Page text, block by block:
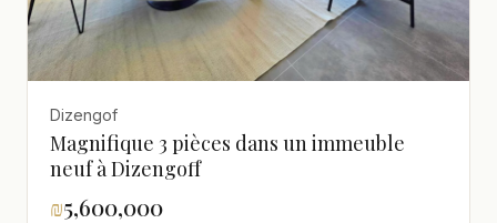
Dizengof
Magnifique 3 pièces dans un immeuble
neuf à Dizengoff
₪5,600,000